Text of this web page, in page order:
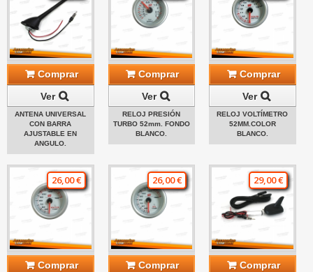
Comprar
Ver
ANTENA UNIVERSAL
CON BARRA
AJUSTABLE EN
ANGULO.
Comprar
Ver
RELOJ PRESIÓN
TURBO 52mm. FONDO
BLANCO.
Comprar
Ver
RELOJ VOLTÍMETRO
52MM.COLOR
BLANCO.
26,00 €
Comprar
26,00 €
Comprar
29,00 €
Comprar